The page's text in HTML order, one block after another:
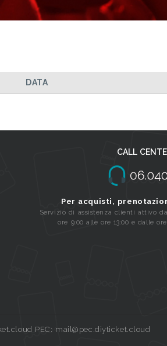
DATA
CALL
Per acquisti,
Servizio di assistenza clienti attivo
ore 9:00 alle ore 13:00 e dalle
PEC: mail@pec.diyticket.cloud